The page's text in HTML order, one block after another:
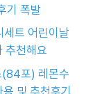
기 폭발
트 어린이날
추천해요
(84포) 레몬수
및 추천후기